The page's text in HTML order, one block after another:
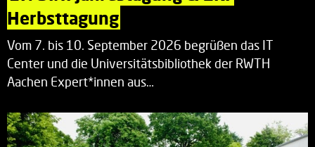
Herbsttagung
Vom 7. bis 10. September 2026 begrüßen das IT
Center und die Universitätsbibliothek der RWTH
Aachen Expert*innen aus…